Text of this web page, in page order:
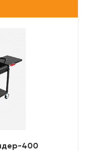
400